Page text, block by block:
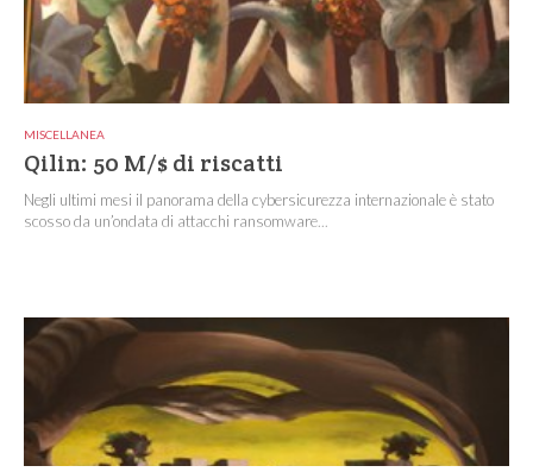
MISCELLANEA
Qilin: 50 M/$ di riscatti
Negli ultimi mesi il panorama della cybersicurezza internazionale è stato
scosso da un’ondata di attacchi ransomware...